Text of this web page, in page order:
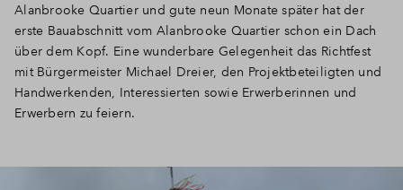
Alanbrooke Quartier und gute neun Monate später hat der
erste Bauabschnitt vom Alanbrooke Quartier schon ein Dach
über dem Kopf. Eine wunderbare Gelegenheit das Richtfest
mit Bürgermeister Michael Dreier, den Projektbeteiligten und
Handwerkenden, Interessierten sowie Erwerberinnen und
Erwerbern zu feiern.